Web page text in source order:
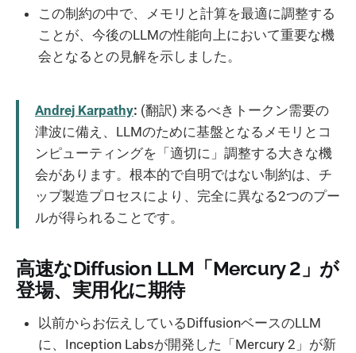
この制約の中で、メモリと計算を最適に調整する
ことが、今後のLLMの性能向上において重要な機
会となるとの見解を示しました。
Andrej Karpathy: (翻訳) 来るべきトークン需要の
津波に備え、LLMのために基盤となるメモリとコ
ンピューティングを「適切に」調整する大きな機
会があります。根本的で自明ではない制約は、チ
ップ製造プロセスにより、完全に異なる2つのプー
ルが得られることです。
高速なDiffusion LLM「Mercury 2」が
登場、実用化に期待
以前からお伝えしているDiffusionベースのLLM
に、Inception Labsが開発した「Mercury 2」が新